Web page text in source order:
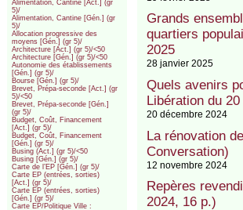
Alimentation, Cantine [Act.] (gr
5)/
Alimentation, Cantine [Gén.] (gr
5)/
Allocation progressive des
moyens [Gén.] (gr 5)/
Architecture [Act.] (gr 5)/<50
Architecture [Gén.] (gr 5)/<50
Autonomie des établissements
[Gén.] (gr 5)/
Bourse [Gén.] (gr 5)/
Brevet, Prépa-seconde [Act.] (gr
5)/<50
Brevet, Prépa-seconde [Gén.]
(gr 5)/
Budget, Coût, Financement
[Act.] (gr 5)/
Budget, Coût, Financement
[Gén.] (gr 5)/
Busing (Act.] (gr 5)/<50
Busing [Gén.] (gr 5)/
Carte de l’EP [Gén.] (gr 5)/
Carte EP (entrées, sorties)
[Act.] (gr 5)/
Carte EP (entrées, sorties)
[Gén.] (gr 5)/
Carte EP/Politique Ville :
Grands
quartiers
2025
28 janvier 2025
Quels avenirs
Libération du
20 décembre 2024
La rénovation
Conversation)
12 novembre 2024
Repères
2024, 16 p.)